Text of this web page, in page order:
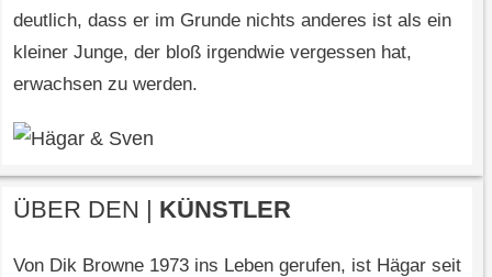
deutlich, dass er im Grunde nichts anderes ist als ein
kleiner Junge, der bloß irgendwie vergessen hat,
erwachsen zu werden.
ÜBER DEN | KÜNSTLER
Von Dik Browne 1973 ins Leben gerufen, ist Hägar seit